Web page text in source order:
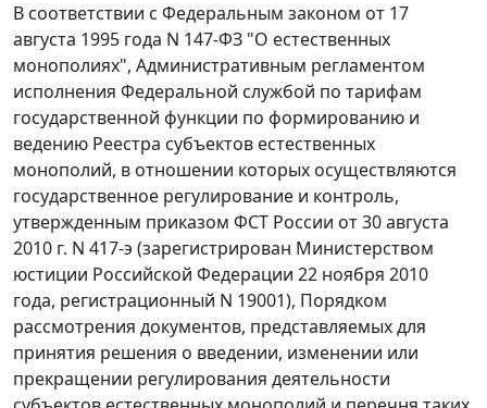
В соответствии с Федеральным законом от 17
августа 1995 года N 147-ФЗ "О естественных
монополиях", Административным регламентом
исполнения Федеральной службой по тарифам
государственной функции по формированию и
ведению Реестра субъектов естественных
монополий, в отношении которых осуществляются
государственное регулирование и контроль,
утвержденным приказом ФСТ России от 30 августа
2010 г. N 417-э (зарегистрирован Министерством
юстиции Российской Федерации 22 ноября 2010
года, регистрационный N 19001), Порядком
рассмотрения документов, представляемых для
принятия решения о введении, изменении или
прекращении регулирования деятельности